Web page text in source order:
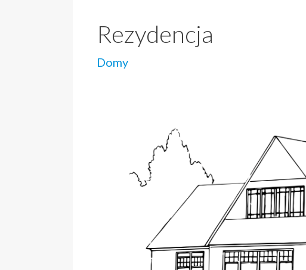
Rezydencja
Domy